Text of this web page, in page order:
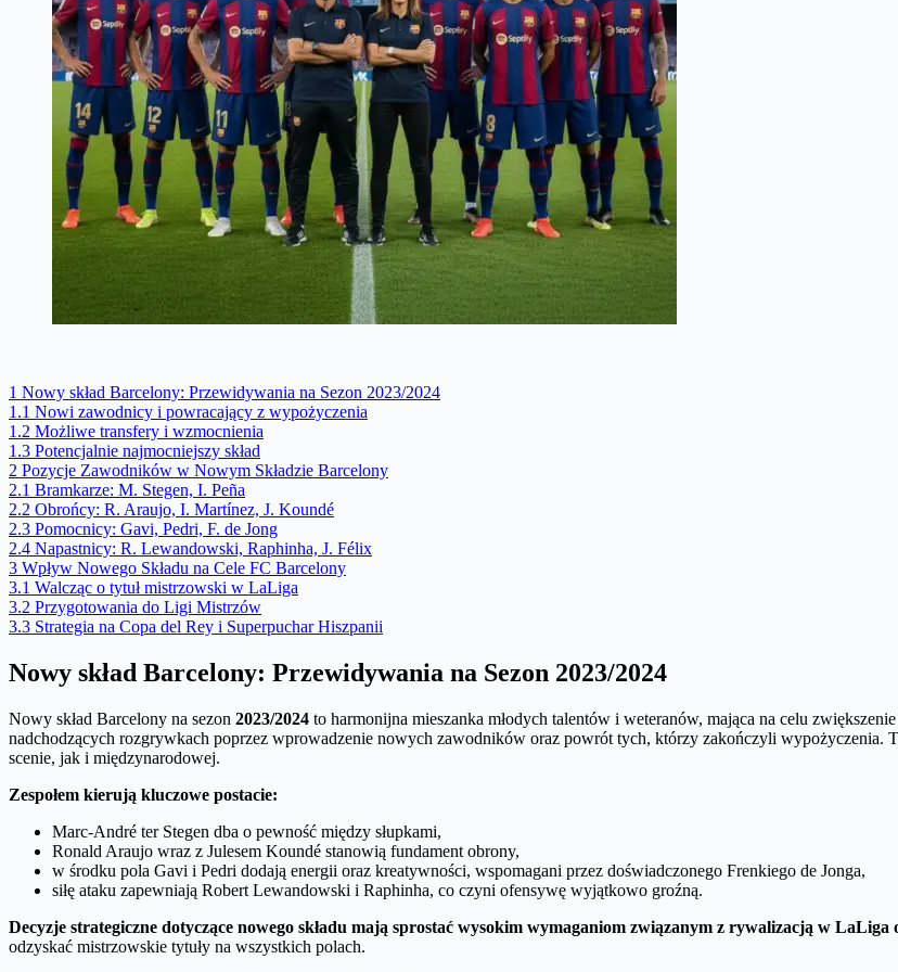
1 Nowy skład Barcelony: Przewidywania na Sezon 2023/2024
1.1 Nowi zawodnicy i powracający z wypożyczenia
1.2 Możliwe transfery i wzmocnienia
1.3 Potencjalnie najmocniejszy skład
2 Pozycje Zawodników w Nowym Składzie Barcelony
2.1 Bramkarze: M. Stegen, I. Peña
2.2 Obrońcy: R. Araujo, I. Martínez, J. Koundé
2.3 Pomocnicy: Gavi, Pedri, F. de Jong
2.4 Napastnicy: R. Lewandowski, Raphinha, J. Félix
3 Wpływ Nowego Składu na Cele FC Barcelony
3.1 Walcząc o tytuł mistrzowski w LaLiga
3.2 Przygotowania do Ligi Mistrzów
3.3 Strategia na Copa del Rey i Superpuchar Hiszpanii
Nowy skład Barcelony: Przewidywania na Sezon 2023/2024
Nowy skład Barcelony na sezon 2023/2024 to harmonijna mieszanka młodych talentów i weteranów, mająca na celu
nadchodzących rozgrywkach poprzez wprowadzenie nowych zawodników oraz powrót tych, którzy zakończyli wypożyczenia.
scenie, jak i międzynarodowej.
Zespołem kierują kluczowe postacie:
Marc-André ter Stegen dba o pewność między słupkami,
Ronald Araujo wraz z Julesem Koundé stanowią fundament obrony,
w środku pola Gavi i Pedri dodają energii oraz kreatywności, wspomagani przez doświadczonego Frenkiego de Jonga,
siłę ataku zapewniają Robert Lewandowski i Raphinha, co czyni ofensywę wyjątkowo groźną.
Decyzje strategiczne dotyczące nowego składu mają sprostać wysokim wymaganiom związanym z rywalizacją w
odzyskać mistrzowskie tytuły na wszystkich polach.